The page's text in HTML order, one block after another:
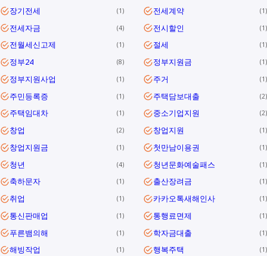
장기전세 1 전세계약 1
전세자금 4 전시할인 1
전월세신고제 1 절세 1
정부24 8 정부지원금 1
정부지원사업 1 주거 1
주민등록증 1 주택담보대출 2
주택임대차 1 중소기업지원 2
창업 2 창업지원 1
창업지원금 1 첫만남이용권 1
청년 4 청년문화예술패스 1
축하문자 1 출산장려금 1
취업 1 카카오톡새해인사 1
통신판매업 1 통행료면제 1
푸른뱀의해 1 학자금대출 1
해빙작업 1 행복주택 1